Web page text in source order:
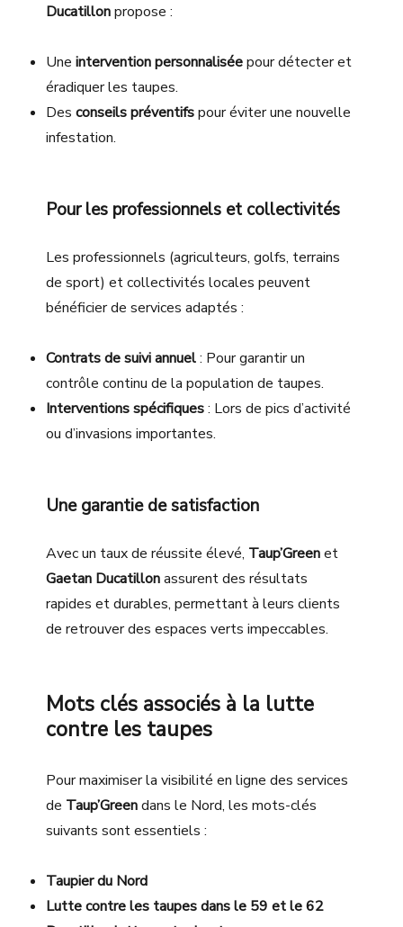
Ducatillonpropose :
Uneintervention personnaliséepour détecter et
éradiquer les taupes.
Desconseils préventifspour éviter une nouvelle
infestation.
Pour les professionnels et collectivités
Les professionnels (agriculteurs, golfs, terrains
de sport) et collectivités locales peuvent
bénéficier de services adaptés :
Contrats de suivi annuel: Pour garantir un
contrôle continu de la population de taupes.
Interventions spécifiques: Lors de pics d’activité
ou d’invasions importantes.
Une garantie de satisfaction
Avec un taux de réussite élevé, Taup’Greenet
Gaetan Ducatillonassurent des résultats
rapides et durables, permettant à leurs clients
de retrouver des espaces verts impeccables.
Mots clés associés à la lutte
contre les taupes
Pour maximiser la visibilité en ligne des services
de Taup’Greendans le Nord, les mots-clés
suivants sont essentiels :
Taupier du Nord
Lutte contre les taupes dans le 59 et le 62